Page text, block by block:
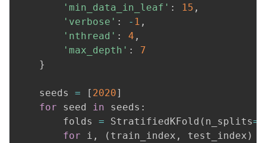
'min_data_in_leaf' : 15 ,
'verbose' : - 1 ,
'nthread' : 4 ,
'max_depth' :
7
}
    seeds
= [ 2020]
for seed in seeds :
        folds
= StratifiedKFold ( n_splits=
for i , ( train_index , test_index )